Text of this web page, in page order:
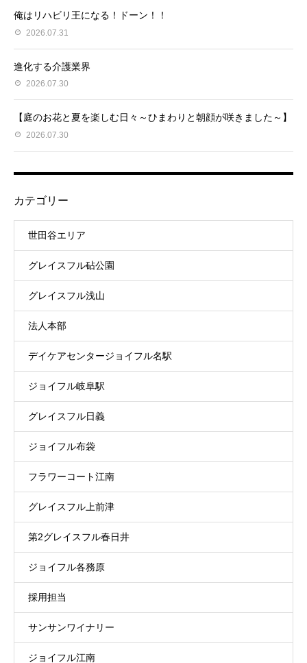
俺はリハビリ王になる！ドーン！！
2026.07.31
進化する介護業界
2026.07.30
【庭のお花と夏を楽しむ日々～ひまわりと朝顔が咲きました～】
2026.07.30
カテゴリー
世田谷エリア
グレイスフル砧公園
グレイスフル浅山
法人本部
デイケアセンタージョイフル名駅
ジョイフル岐阜駅
グレイスフル日義
ジョイフル布袋
フラワーコート江南
グレイスフル上前津
第2グレイスフル春日井
ジョイフル各務原
採用担当
サンサンワイナリー
ジョイフル江南